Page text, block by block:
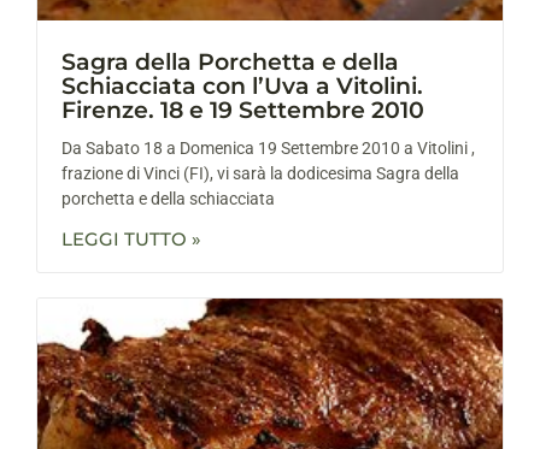
Sagra della Porchetta e della
Schiacciata con l’Uva a Vitolini.
Firenze. 18 e 19 Settembre 2010
Da Sabato 18 a Domenica 19 Settembre 2010 a Vitolini ,
frazione di Vinci (FI), vi sarà la dodicesima Sagra della
porchetta e della schiacciata
LEGGI TUTTO »